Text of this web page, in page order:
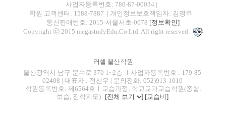
사업자등록번호: 780-87-00034 |
학원 고객센터: 1588-7887 | 개인정보보호책임자: 김영무 |
통신판매번호: 2015-서울서초-0678 [정보확인]
Copyright ⓒ 2015 megastudyEdu.Co.Ltd. All right reserved.
러셀 울산학원
울산광역시 남구 문수로 370 1~2층 ㅣ사업자등록번호 : 179-85-
02408 | 대표자 : 전선우 | 문의전화: 052)913-1010
학원등록번호: 제6564호ㅣ교습과정: 학교교과교습학원(종합:
보습, 진학지도)
[전체 보기 ] [교습비]